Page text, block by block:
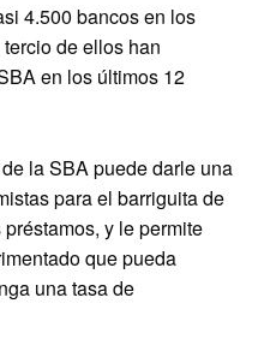
4.500 bancos en los
de ellos han
en los últimos 12
la SBA puede darle una
para el barriguita de
y le permite
que pueda
una tasa de